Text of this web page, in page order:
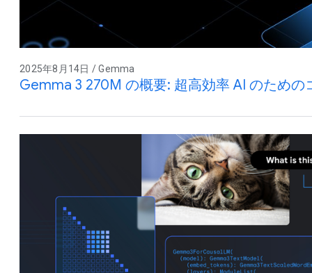
2025年8月14日 / Gemma
Gemma 3 270M の概要: 超高効率 AI のための